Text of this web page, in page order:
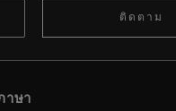
ติดตาม
าษา